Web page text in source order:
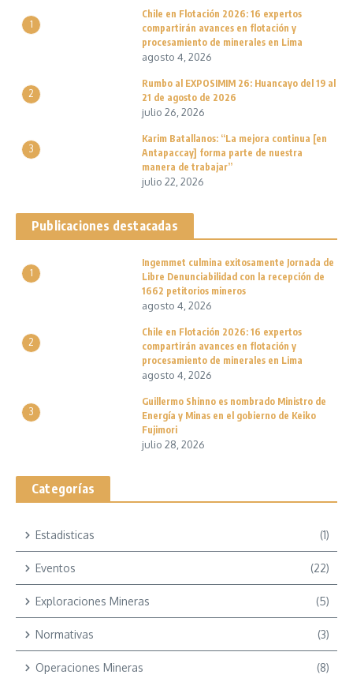
1
Chile en Flotación 2026: 16 expertos
compartirán avances en flotación y
procesamiento de minerales en Lima
agosto 4, 2026
2
Rumbo al EXPOSIMIM 26: Huancayo del 19 al
21 de agosto de 2026
julio 26, 2026
3
Karim Batallanos: “La mejora continua [en
Antapaccay] forma parte de nuestra
manera de trabajar”
julio 22, 2026
Publicaciones destacadas
1
Ingemmet culmina exitosamente Jornada de
Libre Denunciabilidad con la recepción de
1662 petitorios mineros
agosto 4, 2026
2
Chile en Flotación 2026: 16 expertos
compartirán avances en flotación y
procesamiento de minerales en Lima
agosto 4, 2026
3
Guillermo Shinno es nombrado Ministro de
Energía y Minas en el gobierno de Keiko
Fujimori
julio 28, 2026
Categorías
Estadisticas (1)
Eventos (22)
Exploraciones Mineras (5)
Normativas (3)
Operaciones Mineras (8)